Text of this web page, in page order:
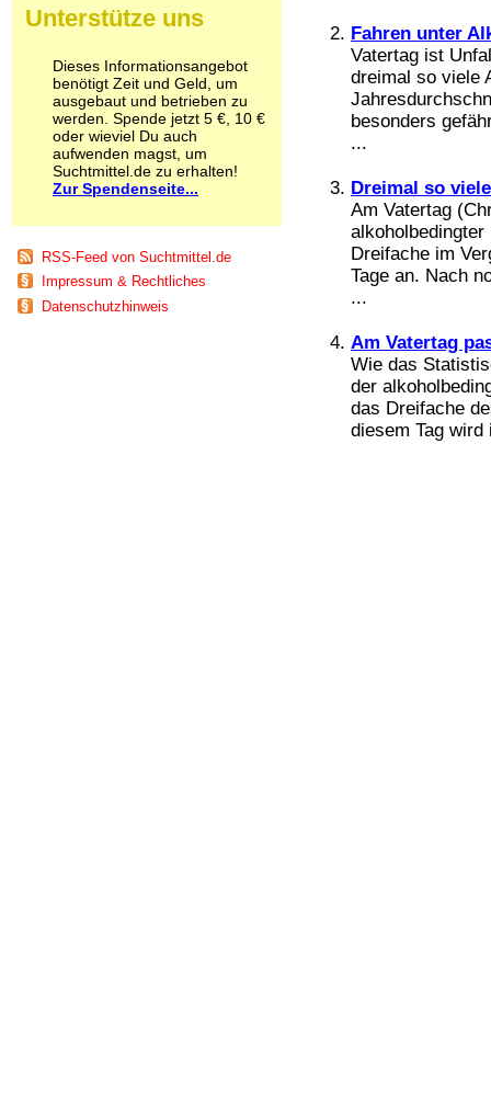
Fahren unter
Vatertag ist
dreimal so viele
besonders
...
Dreimal so
Am Vatertag
Dreifache im
Tage an. Nach
...
Am Vatertag
Wie das
der
das Dreifache
diesem Tag
Pilze
Psychopharmaka
Schlafmittel
Schmerzmittel
Schnüffelstoffe
Spice
Sucht / Süchte
Alkoholsucht
Co-Abhängigkeit
Computersucht
Ess-Brechsucht
Essstörungen
Fernsehsucht
Unterstütze uns
Dieses Informationsangebot
benötigt Zeit und Geld, um
ausgebaut und betrieben zu
werden. Spende jetzt 5 €, 10 €
oder wieviel Du auch
aufwenden magst, um
Suchtmittel.de zu erhalten!
Zur Spendenseite...
RSS-Feed von Suchtmittel.de
Impressum & Rechtliches
Datenschutzhinweis